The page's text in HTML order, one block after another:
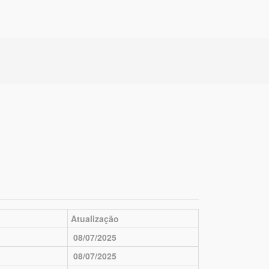
Atualização
08/07/2025
08/07/2025